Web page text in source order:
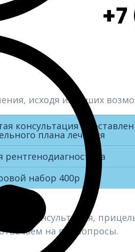
исходя из ваших
консультация с
плана лечения
рентгенодиагностика
набор 400р
консультация,
на все вопросы.